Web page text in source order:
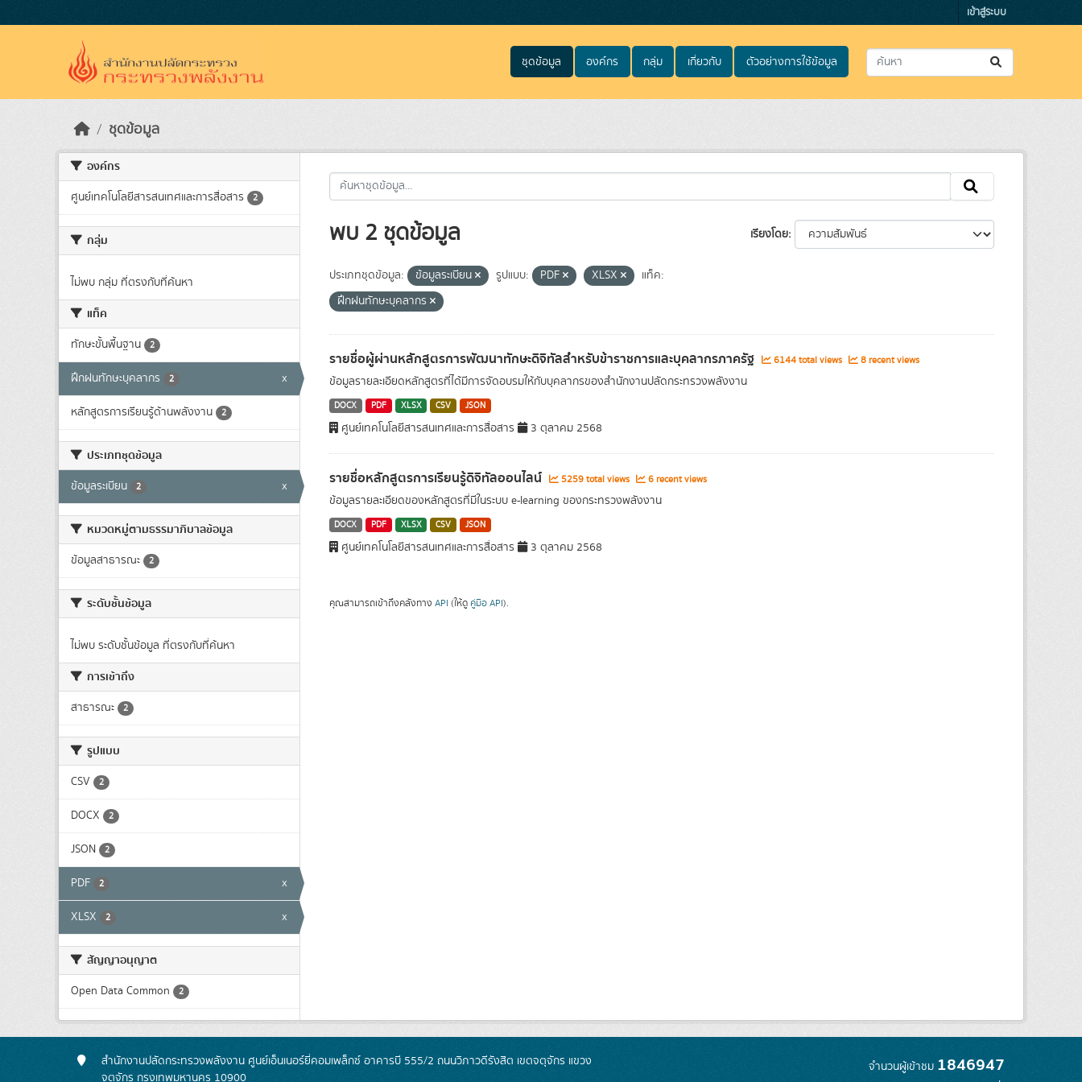
เข้าสู่ระบบ
ชุดข้อมูล องค์กร กลุ่ม เกี่ยวกับ ตัวอย่างการใช้ข้อมูล
ชุดข้อมูล
องค์กร
ศูนย์เทคโนโลยีสารสนเทศและการสื่อสาร 2
กลุ่ม
ไม่พบ กลุ่ม ที่ตรงกับที่ค้นหา
แท็ค
ทักษะขั้นพื้นฐาน 2
ฝึกฝนทักษะบุคลากร 2 x
หลักสูตรการเรียนรู้ด้านพลังงาน 2
ประเภทชุดข้อมูล
ข้อมูลระเบียน 2 x
หมวดหมู่ตามธรรมาภิบาลข้อมูล
ข้อมูลสาธารณะ 2
ระดับชั้นข้อมูล
ไม่พบ ระดับชั้นข้อมูล ที่ตรงกับที่ค้นหา
การเข้าถึง
สาธารณะ 2
รูปแบบ
CSV 2
DOCX 2
JSON 2
PDF 2 x
XLSX 2 x
สัญญาอนุญาต
Open Data Common 2
เรียงโดย
พบ 2 ชุดข้อมูล
ประเภทชุดข้อมูล: ข้อมูลระเบียน รูปแบบ: PDF XLSX
แท็ค:
ฝึกฝนทักษะบุคลากร
รายชื่อผู้ผ่านหลักสูตรการพัฒนาทักษะดิจิทัลสำหรับข้าราชการและบุคลากรภาครัฐ 6144 total views 8 recent views
ข้อมูลรายละเอียดหลักสูตรที่ได้มีการจัดอบรมให้กับบุคลากรของสำนักงานปลัดกระทรวงพลังงาน
DOCX PDF XLSX CSV JSON
ศูนย์เทคโนโลยีสารสนเทศและการสื่อสาร 3 ตุลาคม 2568
รายชื่อหลักสูตรการเรียนรู้ดิจิทัลออนไลน์ 5259 total views 6 recent views
ข้อมูลรายละเอียดของหลักสูตรที่มีในระบบ e-learning ของกระทรวงพลังงาน
DOCX PDF XLSX CSV JSON
ศูนย์เทคโนโลยีสารสนเทศและการสื่อสาร 3 ตุลาคม 2568
คุณสามารถเข้าถึงคลังทาง API (ให้ดู คู่มือ API).
สำนักงานปลัดกระทรวงพลังงาน ศูนย์เอ็นเนอร์ยี่คอมเพล็กซ์ อาคารบี 555/2 ถนนวิภาวดีรังสิต เขตจตุจักร แขวง
จตุจักร กรุงเทพมหานคร 10900
จำนวนผู้เข้าชม 1846947